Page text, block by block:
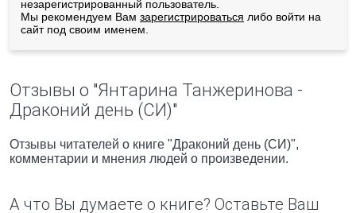
незарегистрированный пользователь.
Мы рекомендуем Вам зарегистрироваться либо войти на
сайт под своим именем.
Отзывы о "Янтарина Танжеринова -
Драконий день (СИ)"
Отзывы читателей о книге "Драконий день (СИ)",
комментарии и мнения людей о произведении.
А что Вы думаете о книге? Оставьте Ваш